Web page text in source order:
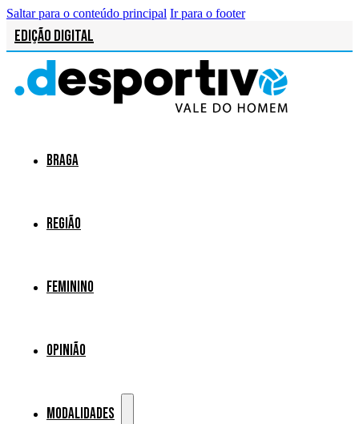
Saltar para o conteúdo principal Ir para o footer
Edição Digital
Braga
Região
Feminino
Opinião
Modalidades